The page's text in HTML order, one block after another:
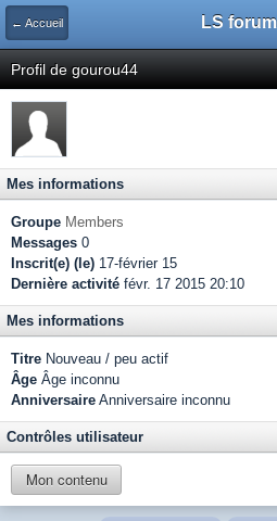
← Accueil LS
Profil de gourou44
Mes informations
Groupe Members
Messages 0
Inscrit(e) (le) 17-février 15
Dernière activité févr. 17 2015 20:10
Mes informations
Titre Nouveau / peu actif
Âge Âge inconnu
Anniversaire Anniversaire inconnu
Contrôles utilisateur
Mon contenu